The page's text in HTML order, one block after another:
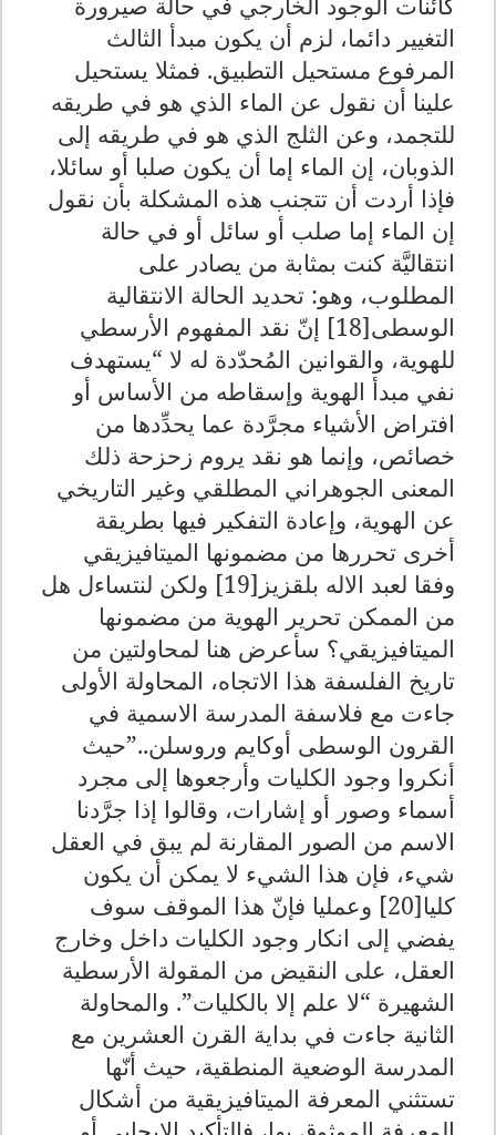
التغيير دائما، لزم أن يكون مبدأ الثالث
المرفوع مستحيل التطبيق. فمثلا يستحيل
علينا أن نقول عن الماء الذي هو في طريقه
للتجمد، وعن الثلج الذي هو في طريقه إلى
الذوبان، إن الماء إما أن يكون صلبا أو سائلا،
فإذا أردت أن تتجنب هذه المشكلة بأن نقول
إن الماء إما صلب أو سائل أو في حالة
انتقاليَّة كنت بمثابة من يصادر على
المطلوب، وهو: تحديد الحالة الانتقالية
الوسطى[18] إنّ نقد المفهوم الأرسطي
للهوية، والقوانين المُحدّدة له لا “يستهدف
نفي مبدأ الهوية وإسقاطه من الأساس أو
افتراض الأشياء مجرَّدة عما يحدِّدها من
خصائص، وإنما هو نقد يروم زحزحة ذلك
المعنى الجوهراني المطلقي وغير التاريخي
عن الهوية، وإعادة التفكير فيها بطريقة
أخرى تحررها من مضمونها الميتافيزيقي
وفقا لعبد الاله بلقزيز[19] ولكن لنتساءل هل
من الممكن تحرير الهوية من مضمونها
الميتافيزيقي؟ سأعرض هنا لمحاولتين من
تاريخ الفلسفة هذا الاتجاه، المحاولة الأولى
جاءت مع فلاسفة المدرسة الاسمية في
القرون الوسطى أوكايم وروسلن..”حيث
أنكروا وجود الكليات وأرجعوها إلى مجرد
أسماء وصور أو إشارات، وقالوا إذا جرَّدنا
الاسم من الصور المقارنة لم يبق في العقل
شيء، فإن هذا الشيء لا يمكن أن يكون
كليا[20] وعمليا فإنّ هذا الموقف سوف
يفضي إلى انكار وجود الكليات داخل وخارج
العقل، على النقيض من المقولة الأرسطية
الشهيرة “لا علم إلا بالكليات”. والمحاولة
الثانية جاءت في بداية القرن العشرين مع
المدرسة الوضعية المنطقية، حيث أنّها
تستثني المعرفة الميتافيزيقية من أشكال